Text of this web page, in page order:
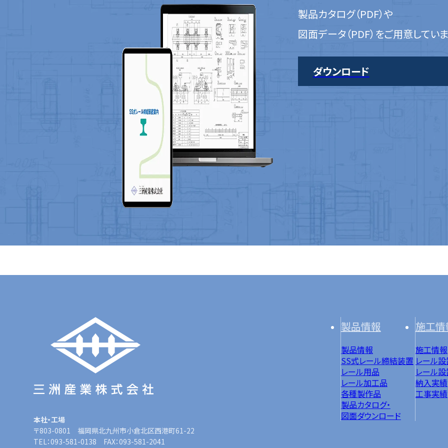
製品カタログ（PDF）や
図面データ（PDF）をご用意してい
ダウンロード
製品情報
製品情報
SS式レール締結装置
レール用品
レール加工品
各種製作品
製品カタログ・
図面ダウンロード
施工
施工情報
レール
レール
納入実績
工事実績
本社・工場
〒803-0801 福岡県北九州市小倉北区西港町61-22
TEL：093-581-0138 FAX：093-581-2041